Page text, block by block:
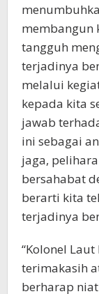
membangun
tangguh
terjadinya
melalui
kepada kita
jawab
ini sebagai
jaga,
bersahabat
berarti kita
terjadinya
“Kolonel
terimakasih
berharap